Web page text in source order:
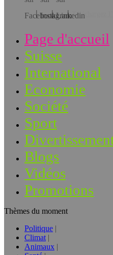
Téléchargez
Page d'accueil
Suisse
International
Economie
Société
Sport
Blogs
Vidéos
Promotions
Thèmes du moment
Politique
Climat
Animaux